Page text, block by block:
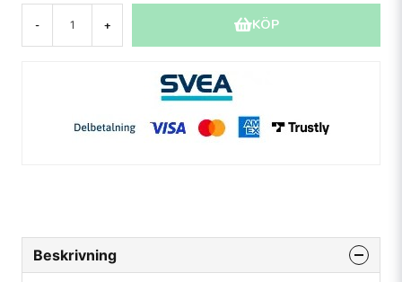
- + KÖP
Beskrivning